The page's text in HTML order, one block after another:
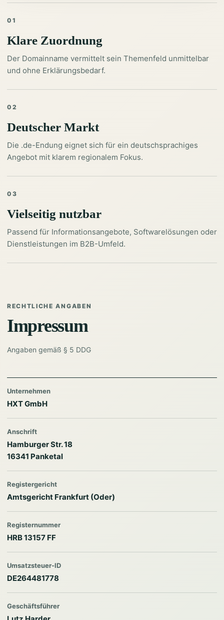
01
Klare Zuordnung
Der Domainname vermittelt sein Themenfeld unmittelbar
und ohne Erklärungsbedarf.
02
Deutscher Markt
Die .de-Endung eignet sich für ein deutschsprachiges
Angebot mit klarem regionalem Fokus.
03
Vielseitig nutzbar
Passend für Informationsangebote, Softwarelösungen oder
Dienstleistungen im B2B-Umfeld.
RECHTLICHE ANGABEN
Impressum
Angaben gemäß § 5 DDG
Unternehmen
HXT GmbH
Anschrift
Hamburger Str. 18
16341 Panketal
Registergericht
Amtsgericht Frankfurt (Oder)
Registernummer
HRB 13157 FF
Umsatzsteuer-ID
DE264481778
Geschäftsführer